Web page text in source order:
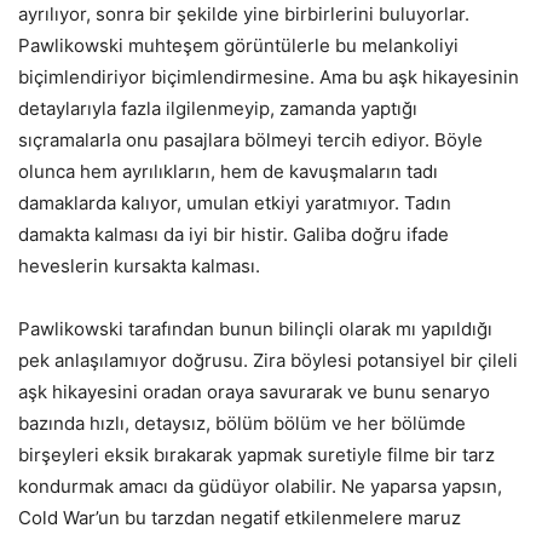
ayrılıyor, sonra bir şekilde yine birbirlerini buluyorlar.
Pawlikowski muhteşem görüntülerle bu melankoliyi
biçimlendiriyor biçimlendirmesine. Ama bu aşk hikayesinin
detaylarıyla fazla ilgilenmeyip, zamanda yaptığı
sıçramalarla onu pasajlara bölmeyi tercih ediyor. Böyle
olunca hem ayrılıkların, hem de kavuşmaların tadı
damaklarda kalıyor, umulan etkiyi yaratmıyor. Tadın
damakta kalması da iyi bir histir. Galiba doğru ifade
heveslerin kursakta kalması.
Pawlikowski tarafından bunun bilinçli olarak mı yapıldığı
pek anlaşılamıyor doğrusu. Zira böylesi potansiyel bir çileli
aşk hikayesini oradan oraya savurarak ve bunu senaryo
bazında hızlı, detaysız, bölüm bölüm ve her bölümde
birşeyleri eksik bırakarak yapmak suretiyle filme bir tarz
kondurmak amacı da güdüyor olabilir. Ne yaparsa yapsın,
Cold War’un bu tarzdan negatif etkilenmelere maruz